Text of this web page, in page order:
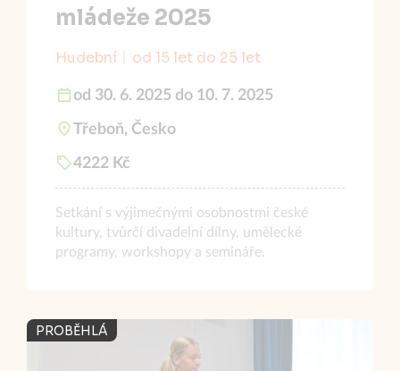
mládeže 2025
Hudební od 15 let do 25 let
od 30. 6. 2025 do 10. 7. 2025
Třeboň, Česko
4222 Kč
Setkání s výjimečnými osobnostmi české
kultury, tvůrčí divadelní dílny, umělecké
programy, workshopy a semináře.
PROBĚHLÁ